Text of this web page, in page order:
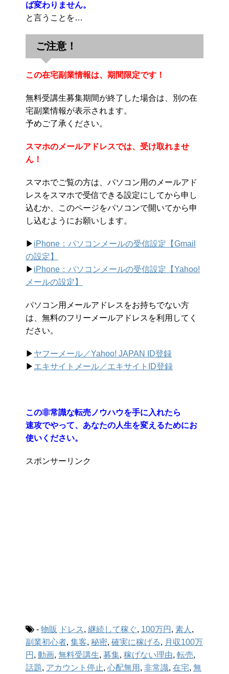
ば変わりません。
と言うことを…
ご注意！
この在宅副業情報は、期間限定です！
無料受講生募集期間が終了した場合は、別の在
宅副業情報が表示されます。
予めご了承ください。
スマホのメールアドレスでは、受け取れませ
ん！
スマホでご覧の方は、パソコン用のメールアド
レスをスマホで受信できる設定にしてから申し
込むか、このページをパソコンで開いてから申
し込むようにお願いします。
▶︎ iPhone：パソコンメールの受信設定【Gmail
の設定】
▶︎ iPhone：パソコンメールの受信設定【Yahoo!
メールの設定】
パソコン用メールアドレスをお持ちでない方
は、無料のフリーメールアドレスを利用してく
ださい。
▶︎ ヤフーメール／Yahoo! JAPAN ID登録
▶︎ エキサイトメール／エキサイトID登録
この非常識な転売ノウハウを手に入れたら
速攻でやって、あなたの人生を変えるためにお
使いください。
スポンサーリンク
- 物販 ドレス , 継続して稼ぐ, 100万円 , 素人 ,
副業初心者, 集客, 秘密, 確実に稼げる, 月収100万
円 , 動画, 無料受講生, 募集, 稼げない理由, 転売,
話題, アカウント停止, 心配無用 , 非常識, 在宅, 無